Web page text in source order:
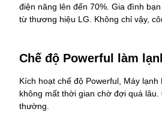
điện năng lên đến 70%. Gia đình
từ thương hiệu LG. Không chỉ vậy,
Chế độ Powerful làm
Kích hoạt chế độ Powerful, Máy lạnh
không mất thời gian chờ đợi quá
thường.